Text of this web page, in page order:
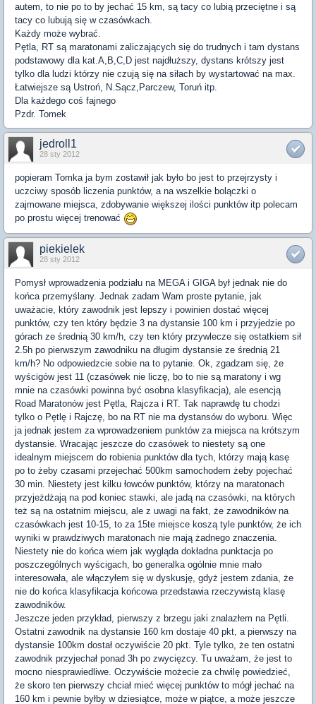
autem, to nie po to by jechać 15 km, są tacy co lubią przeciętne i są
tacy co lubują się w czasówkach.
Każdy może wybrać.
Pętla, RT są maratonami zaliczających się do trudnych i tam dystans
podstawowy dla kat.A,B,C,D jest najdłuższy, dystans krótszy jest
tylko dla ludzi którzy nie czują się na siłach by wystartować na max.
Łatwiejsze są Ustroń, N.Sącz,Parczew, Toruń itp.
Dla każdego coś fajnego
Pzdr. Tomek
jedroll1
28 sty 2012
popieram Tomka ja bym zostawił jak było bo jest to przejrzysty i
uczciwy sposób liczenia punktów, a na wszelkie bolączki o
zajmowane miejsca, zdobywanie większej ilości punktów itp polecam
po prostu więcej trenować
piekielek
28 sty 2012
Pomysł wprowadzenia podziału na MEGA i GIGA był jednak nie do
końca przemyślany. Jednak zadam Wam proste pytanie, jak
uważacie, który zawodnik jest lepszy i powinien dostać więcej
punktów, czy ten który będzie 3 na dystansie 100 km i przyjedzie po
górach ze średnią 30 km/h, czy ten który przywlecze się ostatkiem sił
2.5h po pierwszym zawodniku na długim dystansie ze średnią 21
km/h? No odpowiedzcie sobie na to pytanie. Ok, zgadzam się, że
wyścigów jest 11 (czasówek nie liczę, bo to nie są maratony i wg
mnie na czasówki powinna być osobna klasyfikacja), ale esencją
Road Maratonów jest Pętla, Rajcza i RT. Tak naprawdę tu chodzi
tylko o Pętlę i Rajczę, bo na RT nie ma dystansów do wyboru. Więc
ja jednak jestem za wprowadzeniem punktów za miejsca na krótszym
dystansie. Wracając jeszcze do czasówek to niestety są one
idealnym miejscem do robienia punktów dla tych, którzy mają kasę
po to żeby czasami przejechać 500km samochodem żeby pojechać
30 min. Niestety jest kilku łowców punktów, którzy na maratonach
przyjeżdżają na pod koniec stawki, ale jadą na czasówki, na których
też są na ostatnim miejscu, ale z uwagi na fakt, że zawodników na
czasówkach jest 10-15, to za 15te miejsce koszą tyle punktów, że ich
wyniki w prawdziwych maratonach nie mają żadnego znaczenia.
Niestety nie do końca wiem jak wygląda dokładna punktacja po
poszczególnych wyścigach, bo generalka ogólnie mnie mało
interesowała, ale włączyłem się w dyskusję, gdyż jestem zdania, że
nie do końca klasyfikacja końcowa przedstawia rzeczywistą klasę
zawodników.
Jeszcze jeden przykład, pierwszy z brzegu jaki znalazłem na Pętli.
Ostatni zawodnik na dystansie 160 km dostaje 40 pkt, a pierwszy na
dystansie 100km dostał oczywiście 20 pkt. Tyle tylko, że ten ostatni
zawodnik przyjechał ponad 3h po zwycięzcy. Tu uważam, że jest to
mocno niesprawiedliwe. Oczywiście możecie za chwilę powiedzieć,
że skoro ten pierwszy chciał mieć więcej punktów to mógł jechać na
160 km i pewnie byłby w dziesiątce, może w piątce, a może jeszcze